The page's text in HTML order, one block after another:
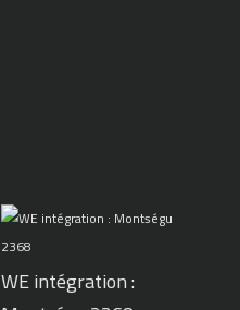
WE intégration :